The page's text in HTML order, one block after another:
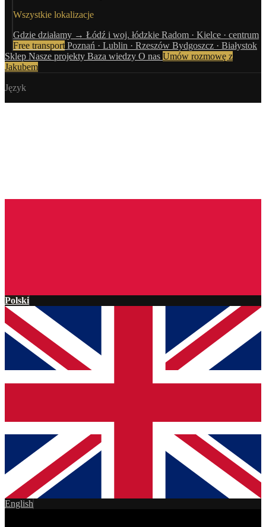
Wszystkie lokalizacje
Gdzie działamy → Łódź i woj. łódzkie Radom · Kielce · centrum
Free transport Poznań · Lublin · Rzeszów Bydgoszcz · Białystok
Sklep Nasze projekty Baza wiedzy O nas Umów rozmowę z
Jakubem
Język
Polski
English